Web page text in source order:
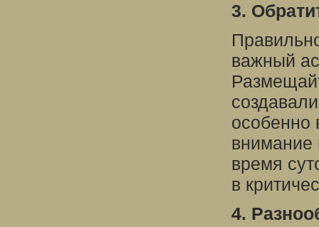
3.
важный
особенно
внимание
время
в
4.